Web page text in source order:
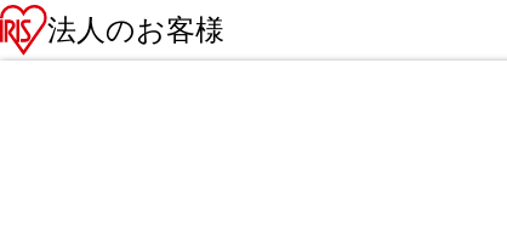
法人のお客様